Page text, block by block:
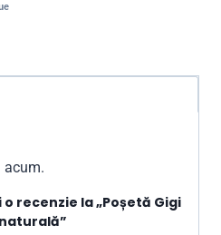
acum.
recenzie la „Poșetă Gigi